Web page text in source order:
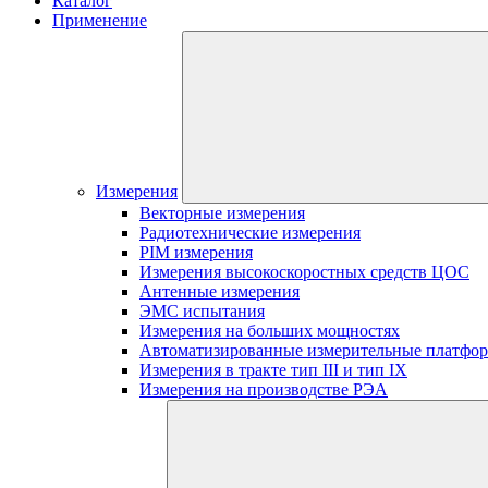
Применение
Измерения
Векторные измерения
Радиотехнические измерения
PIM измерения
Измерения высокоскоростных средств ЦОС
Антенные измерения
ЭМС испытания
Измерения на больших мощностях
Автоматизированные измерительные
Измерения в тракте тип III и тип IX
Измерения на производстве РЭА